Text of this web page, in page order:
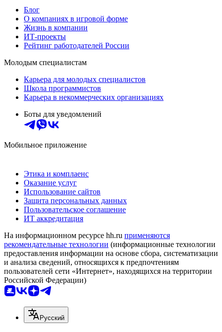
Блог
О компаниях в игровой форме
Жизнь в компании
ИТ-проекты
Рейтинг работодателей России
Молодым специалистам
Карьера для молодых специалистов
Школа программистов
Карьера в некоммерческих организациях
Боты для уведомлений
Мобильное приложение
Этика и комплаенс
Оказание услуг
Использование сайтов
Защита персональных данных
Пользовательское соглашение
ИТ аккредитация
На информационном ресурсе hh.ru применяются
рекомендательные технологии (информационные технологии
предоставления информации на основе сбора, систематизации
и анализа сведений, относящихся к предпочтениям
пользователей сети «Интернет», находящихся на территории
Российской Федерации)
Русский